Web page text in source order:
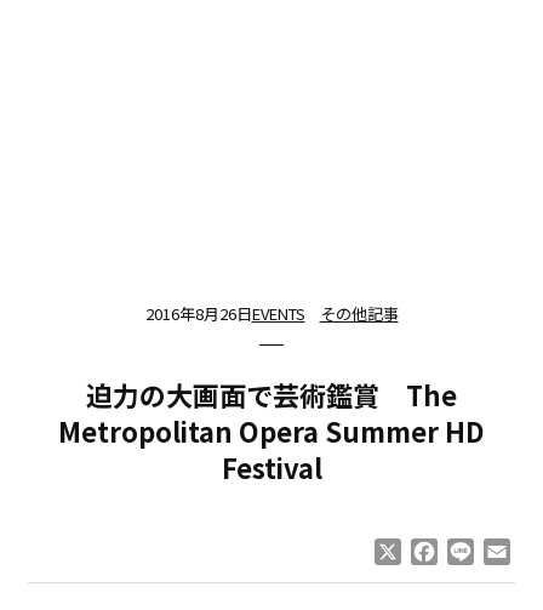
2016年8月26日EVENTS その他記事
迫力の大画面で芸術鑑賞 The
Metropolitan Opera Summer HD
Festival
Facebook
Line